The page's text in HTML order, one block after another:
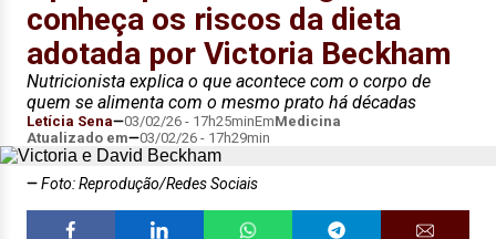
conheça os riscos da dieta
adotada por Victoria Beckham
Nutricionista explica o que acontece com o corpo de
quem se alimenta com o mesmo prato há décadas
Letícia Sena 03/02/26 - 17h25minEmMedicina
Atualizado em
03/02/26 - 17h29min
Foto: Reprodução/Redes Sociais